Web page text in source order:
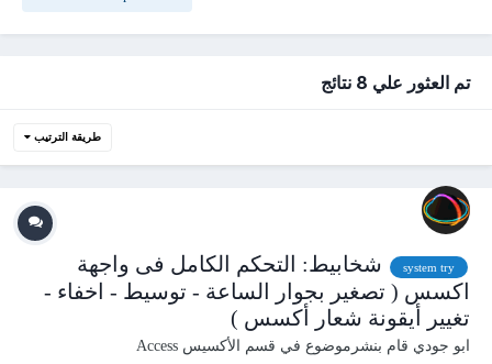
تم العثور علي 8 نتائج
طريقة الترتيب
system try
شخابيط: التحكم الكامل فى واجهة
اكسس ( تصغير بجوار الساعة - توسيط - اخفاء -
تغيير أيقونة شعار أكسس )
ابو جودي قام بنشرموضوع في قسم الأكسيس Access